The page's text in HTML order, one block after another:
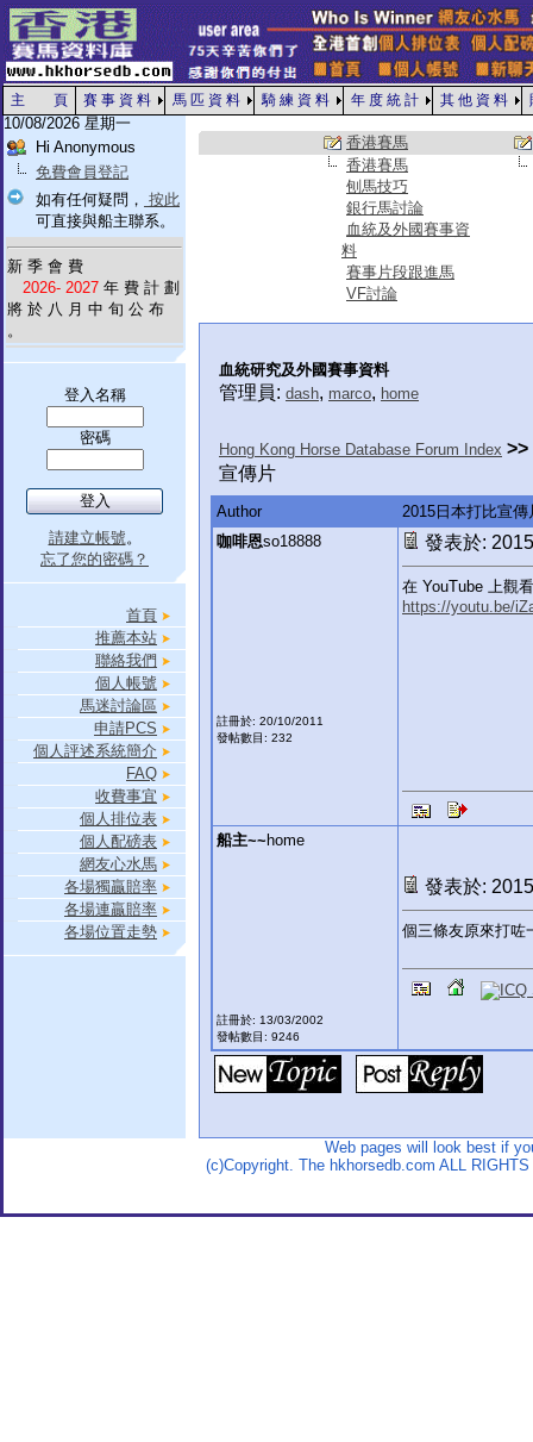
主 頁 賽 事 資 料 馬 匹 資 料 騎 練 資 料 年 度 統 計 其 他 資 料
10/08/2026 星期一
Hi Anonymous
免費會員登記
如有任何疑問， 按此
可直接與船主聯系。
新 季 會 費
2026- 2027 年 費 計 劃
將 於 八 月 中 旬 公 布
。
登入名稱
密碼
請建立帳號。
忘了您的密碼？
首頁
推薦本站
聯絡我們
個人帳號
馬迷討論區
申請PCS
個人評述系統簡介
FAQ
收費事宜
個人排位表
個人配磅表
網友心水馬
各場獨贏賠率
各場連贏賠率
各場位置走勢
香港賽馬
香港賽馬
刨馬技巧
銀行馬討論
血統及外國賽事資
料
賽事片段跟進馬
VF討論
血統研究及外國賽事資料
管理員: dash, marco, home
Hong Kong Horse Database Forum Index >>
宣傳片
Author
2015日本打比宣傳
咖啡恩so18888
註冊於: 20/10/2011
發帖數目: 232
發表於:
在 YouTube 上觀
https://youtu.be/
船主~~ home
註冊於: 13/03/2002
發帖數目: 9246
發表於:
個三條友原來打咗
Web pages will look best if
(c)Copyright. The hkhorsedb.com ALL